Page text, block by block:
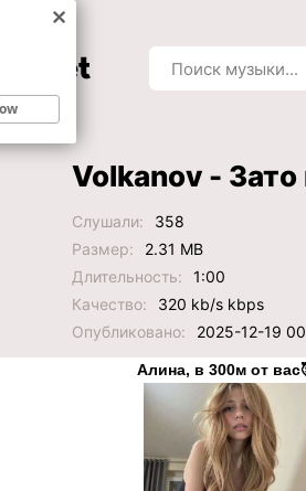
Volkanov - Зато
Слушали:
358
Размер:
2.31 MB
Длительность:
1:00
Качество:
320 kb/s kbps
Опубликовано:
2025-12-19
Алина, в 300м от